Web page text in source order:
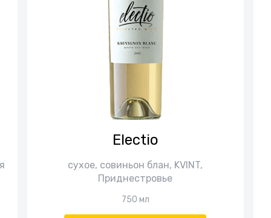
Electio
сухое, совиньон блан, KVINT,
Приднестровье
750 мл